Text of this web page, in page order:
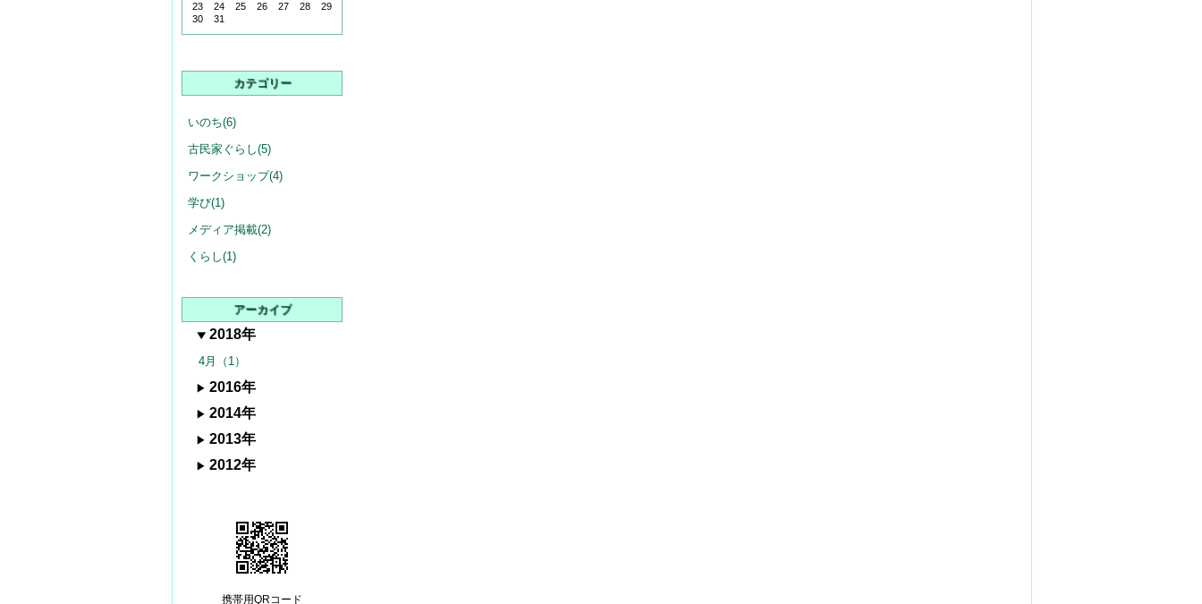
23
24 25 26 27 28
29
30
31
カテゴリー
いのち(6)
古民家ぐらし(5)
ワークショップ(4)
学び(1)
メディア掲載(2)
くらし(1)
アーカイブ
2018年
4月（1）
2016年
2014年
2013年
2012年
携帯用QRコード